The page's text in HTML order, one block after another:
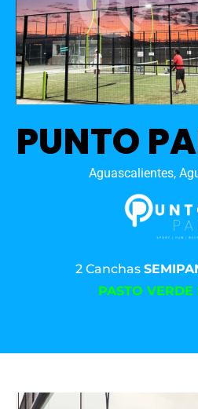
PUNTO
Aguascalientes,
2 Canchas
PASTO